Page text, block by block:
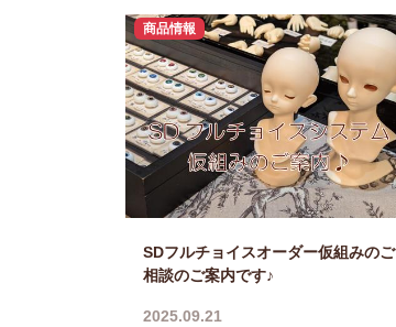
商品情報
SDフルチョイスオーダー仮組みのご
相談のご案内です♪
2025.09.21